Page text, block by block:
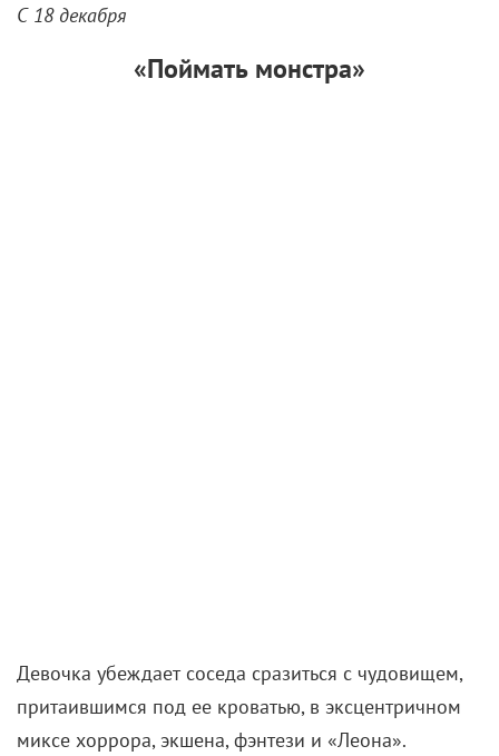
С 18 декабря
«Поймать монстра»
Девочка убеждает соседа сразиться с чудовищем,
притаившимся под ее кроватью, в эксцентричном
миксе хоррора, экшена, фэнтези и «Леона».